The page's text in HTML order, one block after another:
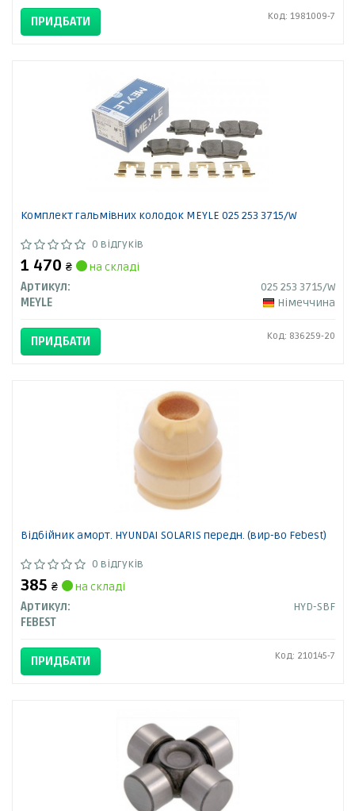
ПРИДБАТИ Код: 1981009-7
Комплект гальмівних колодок MEYLE 025 253 3715/W
0 відгуків
1 470 ₴
на складі
Артикул:
025 253 3715/W
MEYLE
Німеччина
ПРИДБАТИ Код: 836259-20
Відбійник аморт. HYUNDAI SOLARIS передн. (вир-во Febest)
0 відгуків
385 ₴
на складі
Артикул:
HYD-SBF
FEBEST
ПРИДБАТИ Код: 210145-7